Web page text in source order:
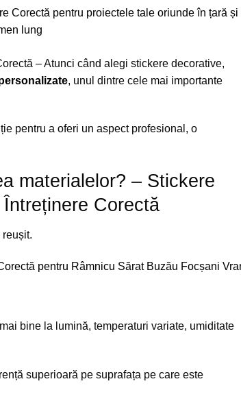
– Atunci când alegi stickere decorative,
, unul dintre cele mai importante
pentru a oferi un aspect profesional, o
materialelor? – Stickere
Corectă
bine la lumină, temperaturi variate, umiditate
superioară pe suprafața pe care este